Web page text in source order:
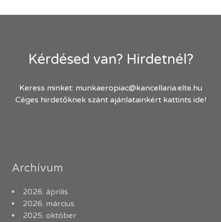
Kérdésed van? Hirdetnél?
Keress minket: munkaeropiac@kancellaria.elte.hu
Céges hirdetőknek szánt ajánlatainkért kattints ide!
Archívum
2026. április
2026. március
2025. október